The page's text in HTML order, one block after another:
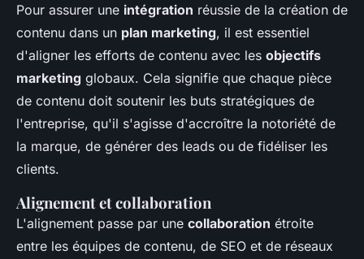
Pour assurer une intégration réussie de la création de
contenu dans un plan marketing, il est essentiel
d'aligner les efforts de contenu avec les objectifs
marketing globaux. Cela signifie que chaque pièce
de contenu doit soutenir les buts stratégiques de
l'entreprise, qu'il s'agisse d'accroître la notoriété de
la marque, de générer des leads ou de fidéliser les
clients.
Alignement et collaboration
L'alignement passe par une collaboration étroite
entre les équipes de contenu, de SEO et de réseaux